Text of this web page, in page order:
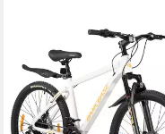
Mountainbike 26 27,5 Zoll
Geländefähiges Fahrrad für
Männer und Frauen
150 kg Zul. Gesamtgewicht